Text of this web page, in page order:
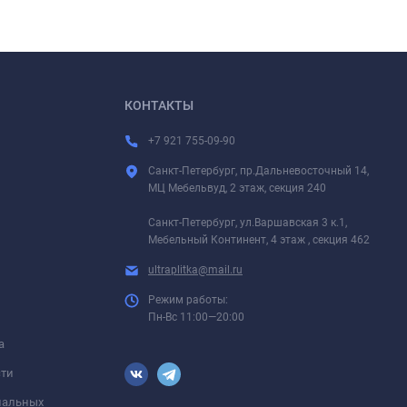
КОНТАКТЫ
+7 921 755-09-90
Санкт-Петербург, пр.Дальневосточный 14,
МЦ Мебельвуд, 2 этаж, секция 240
Санкт-Петербург, ул.Варшавская 3 к.1,
Мебельный Континент, 4 этаж , секция 462
ultraplitka@mail.ru
Режим работы:
Пн-Вс 11:00—20:00